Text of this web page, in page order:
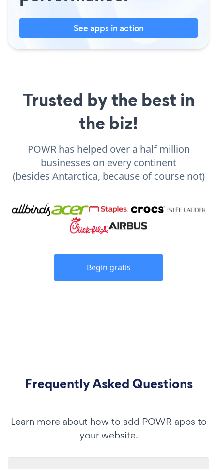
See apps in action
Trusted by the best in
the biz!
POWR has helped over a half million
businesses on every continent
(besides Antarctica, because of course not)
Begin gratis
Frequently Asked Questions
Learn more about how to add POWR apps to
your website.